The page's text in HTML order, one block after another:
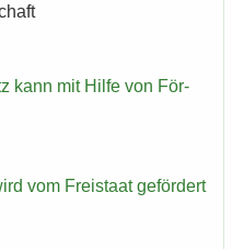
kann mit Hilfe von För­
vom Frei­staat ge­för­dert